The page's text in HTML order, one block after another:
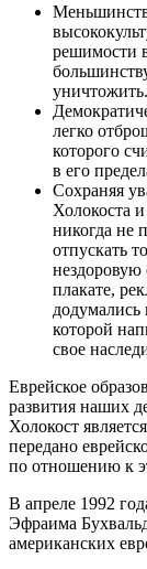
решимости
уничтожить.
легко
которого
в его
Сохраняя
Холокоста
никогда не
отпускать
плакате,
которой
свое
Еврейское
развития наших
Холокост
передано
по отношению к
В апреле 1992
Эфраима
американских